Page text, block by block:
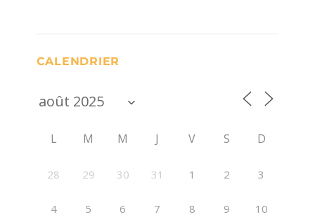
CALENDRIER
L M M J V S D
28 29 30 31 1 2 3
4 5 6 7 8 9 10